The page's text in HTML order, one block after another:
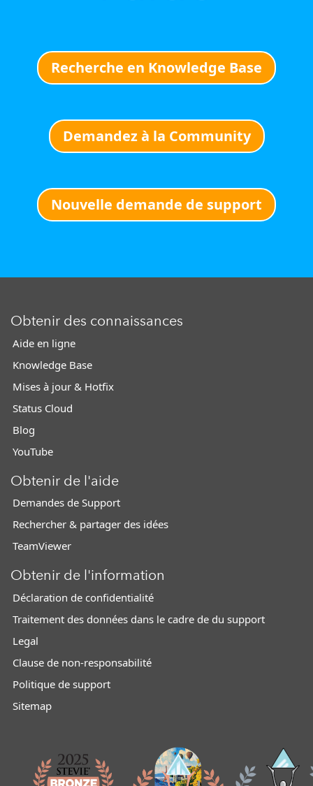
Recherche en Knowledge Base
Demandez à la Community
Nouvelle demande de support
Obtenir des connaissances
Aide en ligne
Knowledge Base
Mises à jour & Hotfix
Status Cloud
Blog
YouTube
Obtenir de l'aide
Demandes de Support
Rechercher & partager des idées
TeamViewer
Obtenir de l'information
Déclaration de confidentialité
Traitement des données dans le cadre de du support
Legal
Clause de non-responsabilité
Politique de support
Sitemap